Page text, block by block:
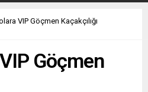
VIP Göçmen Kaçakçılığı
Göçmen